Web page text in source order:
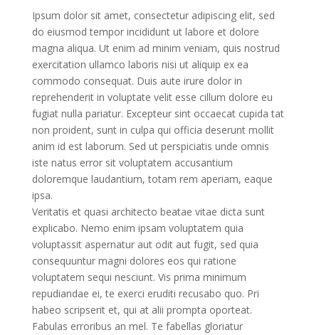
Ipsum dolor sit amet, consectetur adipiscing elit, sed
do eiusmod tempor incididunt ut labore et dolore
magna aliqua. Ut enim ad minim veniam, quis nostrud
exercitation ullamco laboris nisi ut aliquip ex ea
commodo consequat. Duis aute irure dolor in
reprehenderit in voluptate velit esse cillum dolore eu
fugiat nulla pariatur. Excepteur sint occaecat cupida tat
non proident, sunt in culpa qui officia deserunt mollit
anim id est laborum. Sed ut perspiciatis unde omnis
iste natus error sit voluptatem accusantium
doloremque laudantium, totam rem aperiam, eaque
ipsa.
Veritatis et quasi architecto beatae vitae dicta sunt
explicabo. Nemo enim ipsam voluptatem quia
voluptassit aspernatur aut odit aut fugit, sed quia
consequuntur magni dolores eos qui ratione
voluptatem sequi nesciunt. Vis prima minimum
repudiandae ei, te exerci eruditi recusabo quo. Pri
habeo scripserit et, qui at alii prompta oporteat.
Fabulas erroribus an mel. Te fabellas gloriatur